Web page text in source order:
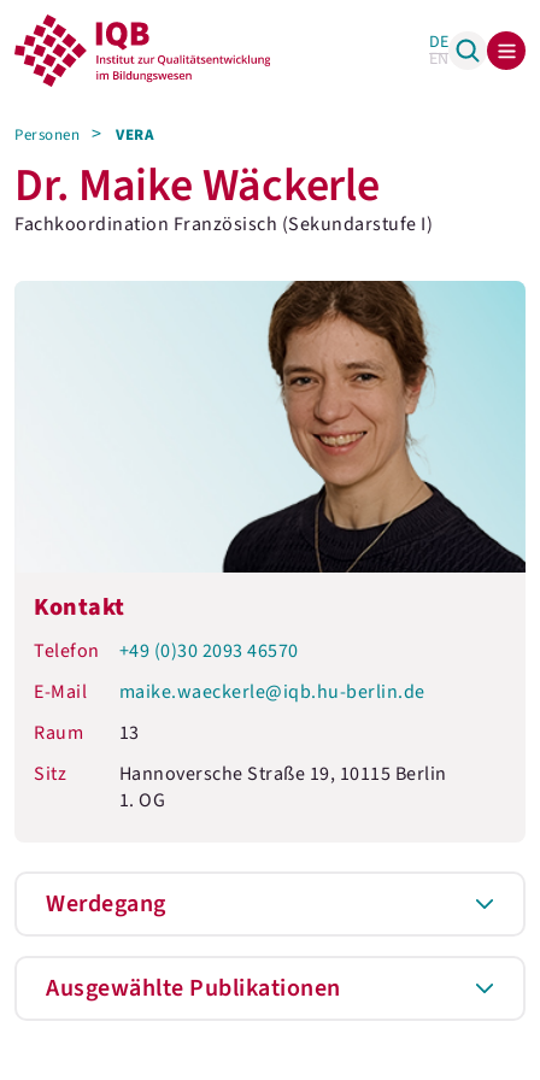
DE
EN
Werdegang
Ausgewählte Publikationen
Personen VERA
Dr. Maike Wäckerle
Fachkoordination Französisch (Sekundarstufe I)
Kontakt
Telefon
+49 (0)30 2093 46570
E-Mail
maike.waeckerle@iqb.hu-berlin.de
Raum
13
Sitz
Hannoversche Straße 19, 10115 Berlin
1. OG